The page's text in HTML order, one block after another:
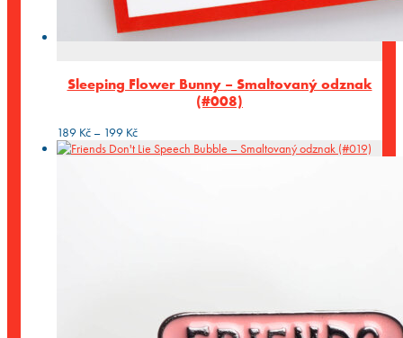
Sleeping Flower Bunny – Smaltovaný odznak
(#008)
189 Kč – 199 KčRozpětí
cen: